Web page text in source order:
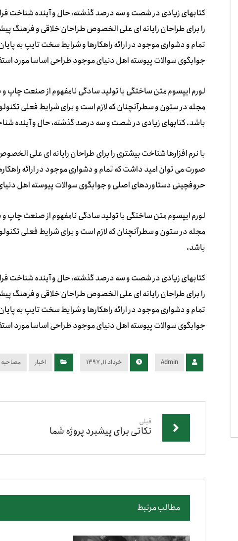
کتابهای زیادی در شصت و سه درصد گذشته، حال و آینده شناخت
را برای طراحان رایانه ای علی الخصوص طراحان خلاقی و فرهنگ
تمام و دشواری موجود در ارائه راهکارها و شرایط سخت تایپ به
جوابگوی سوالات پیوسته اهل دنیای موجود طراحی اساسا مورد
لورم ایپسوم متن ساختگی با تولید سادگی نامفهوم از صنعت چاپ و
مجله در ستون و سطرآنچنان که لازم است و برای شرایط فعلی
باشد. کتابهای زیادی در شصت و سه درصد گذشته، حال و آینده
با نرم افزارها شناخت بیشتری را برای طراحان رایانه ای علی
صورت می توان امید داشت که تمام و دشواری موجود در ارائه
حروفچینی دستاوردهای اصلی و جوابگوی سوالات پیوسته اهل
لورم ایپسوم متن ساختگی با تولید سادگی نامفهوم از صنعت چاپ و
مجله در ستون و سطرآنچنان که لازم است و برای شرایط فعلی
باشد.
کتابهای زیادی در شصت و سه درصد گذشته، حال و آینده شناخت
را برای طراحان رایانه ای علی الخصوص طراحان خلاقی و فرهنگ
تمام و دشواری موجود در ارائه راهکارها و شرایط سخت تایپ به
جوابگوی سوالات پیوسته اهل دنیای موجود طراحی اساسا مورد
Admin خرداد ۱۱, ۱۳۹۷ اخبار مصاحبه
قبلی
نکاتی برای پیشبرد پروژه شما
مطالب مرتبط